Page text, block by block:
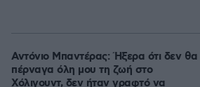
Αντόνιο Μπαντέρας: Ήξερα ότι δεν θα
πέρναγα όλη μου τη ζωή στο
Χόλιγουντ, δεν ήταν γραφτό να